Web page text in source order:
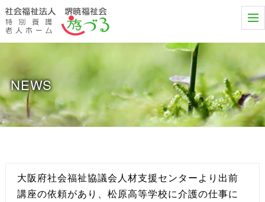
t
o
n
a
v
i
g
a
t
NEWS
大阪府社会福祉協議会人材支援センターより出前
講座の依頼があり、松原高等学校に介護の仕事に